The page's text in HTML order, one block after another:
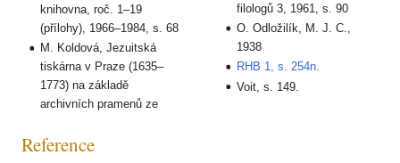
knihovna, roč. 1–19
(přílohy), 1966–1984, s. 68
M. Koldová, Jezuitská
tiskárna v Praze (1635–
1773) na základě
archivních pramenů ze
filologů 3, 1961, s. 90
O. Odložilík, M. J. C.,
1938
RHB 1, s. 254n.
Voit, s. 149.
Reference